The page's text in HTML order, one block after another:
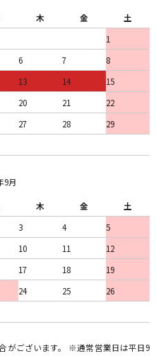
木 金
土
1
6 7
8
13 14
15
20 21
22
27 28
29
9月
木 金
土
3 4
5
10 11
12
17 18
19
24 25
26
がございます。 ※通常営業日は平日9